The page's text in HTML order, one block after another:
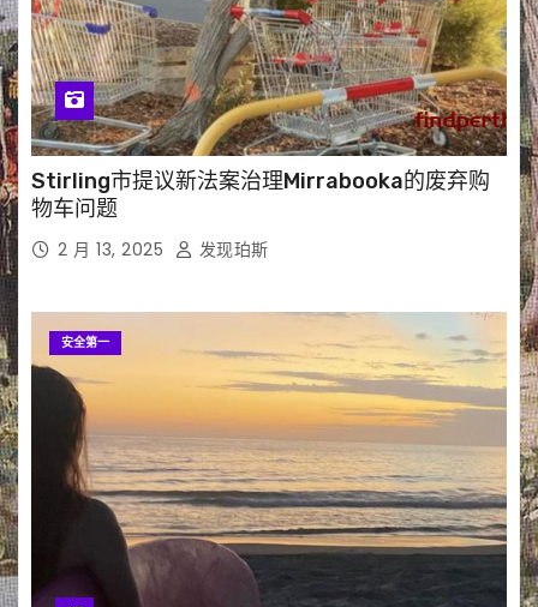
Stirling市提议新法案治理Mirrabooka的废弃购
物车问题
2 月 13, 2025 发现珀斯
安全第一